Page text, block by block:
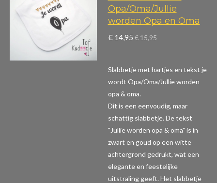
Opa/Oma/Jullie
worden Opa en Oma
€ 14,95 € 15,95
Slabbetje met hartjes en tekst je
wordt Opa/Oma/Jullie worden
opa & oma.
Dit is een eenvoudig, maar
schattig slabbetje. De tekst
"Jullie worden opa & oma" is in
zwart en goud op een witte
achtergrond gedrukt, wat een
elegante en feestelijke
uitstraling geeft. Het slabbetje